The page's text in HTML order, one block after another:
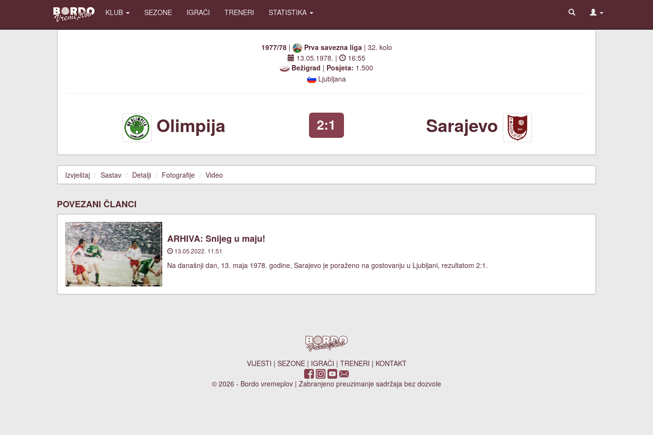
KLUB SEZONE IGRAČI TRENERI STATISTIKA
1977/78| Prva savezna liga| 32. kolo
13.05.1978. |
16:55
Bežigrad | Posjeta: 1.500
Ljubljana
Olimpija 2:1 Sarajevo
Izvještaj Sastav Detalji Fotografije Video
POVEZANI ČLANCI
ARHIVA: Snijeg u maju!
13.05.2022. 11:51
Na današnji dan, 13. maja 1978. godine, Sarajevo je poraženo na gostovanju u Ljubljani, rezultatom 2:1.
VIJESTI | SEZONE| IGRAČI | TRENERI | KONTAKT
© 2026 - Bordo vremeplov | Zabranjeno preuzimanje sadržaja bez dozvole